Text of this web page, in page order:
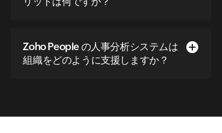
Zoho People の人事分析システムは
組織をどのように支援しますか？